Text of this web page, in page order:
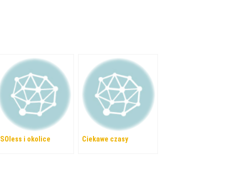
ISOless i okolice Ciekawe czasy